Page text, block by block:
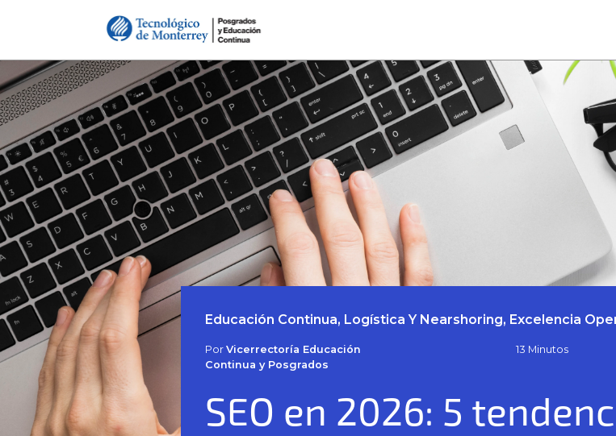
Educación Continua, Logística Y Nearshoring, Excelencia
Por Vicerrectoría Educación
Continua y Posgrados
13 Minutos
SEO en 2026: 5